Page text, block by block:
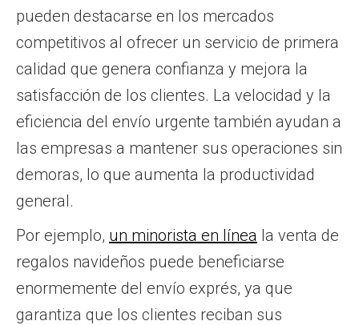
pueden destacarse en los mercados
competitivos al ofrecer un servicio de primera
calidad que genera confianza y mejora la
satisfacción de los clientes. La velocidad y la
eficiencia del envío urgente también ayudan a
las empresas a mantener sus operaciones sin
demoras, lo que aumenta la productividad
general.
Por ejemplo, un minorista en línea la venta de
regalos navideños puede beneficiarse
enormemente del envío exprés, ya que
garantiza que los clientes reciban sus